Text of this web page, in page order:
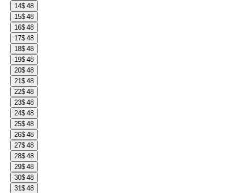
14$ 48
15$ 48
16$ 48
17$ 48
18$ 48
19$ 48
20$ 48
21$ 48
22$ 48
23$ 48
24$ 48
25$ 48
26$ 48
27$ 48
28$ 48
29$ 48
30$ 48
31$ 48